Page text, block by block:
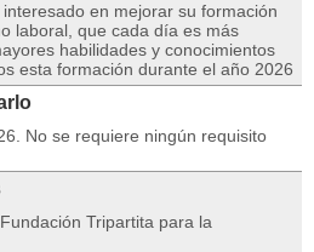
en mejorar su formación
laboral, que cada día es más
habilidades y conocimientos
esta formación durante el año 2026
No se requiere ningún requisito
Tripartita para la